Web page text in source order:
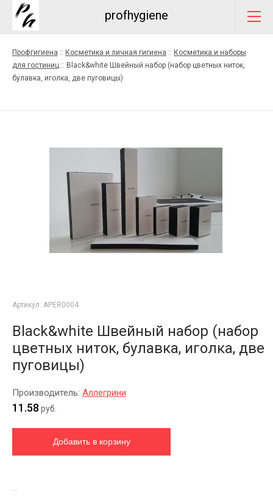
profhygiene
Профгигиена :: Косметика и личная гигиена :: Косметика и наборы
для гостиниц :: Black&white Швейный набор (набор цветных ниток,
булавка, иголка, две пуговицы)
Артикул: APER0004
Black&white Швейный набор (набор
цветных ниток, булавка, иголка, две
пуговицы)
Производитель: Аллегрини
11.58 руб.
...